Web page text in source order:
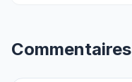
Commentaires